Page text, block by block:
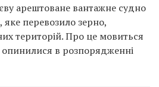
арештоване вантажне судно
яке перевозило зерно,
територій. Про це мовиться
опинилися в розпорядженні